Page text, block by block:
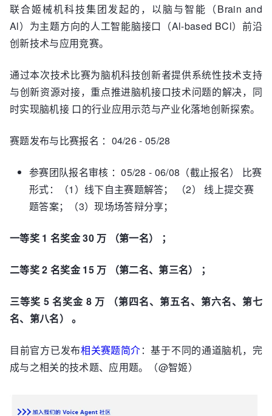
联合姬械机科技集团发起的，以脑与智能（Brain and
Al）为主题方向的人工智能脑接口（Al-based BCl）前沿
创新技术与应用竞赛。
通过本次技术比赛为脑机科技创新者提供系统性技术支持
与创新资源对接，重点推进脑机接口技术问题的解决，同
时实现脑机接 口的行业应用示范与产业化落地创新探索。
赛题发布与比赛报名 ：04/26 - 05/28
参赛团队报名审核 ：05/28 - 06/08（截止报名） 比赛
形式：（1）线下自主赛题解答； （2） 线上提交赛
题答案；（3）现场场答辩分享；
一等奖 1 名奖金 30 万 （第一名） ；
二等奖 2 名奖金 15 万 （第二名、第三名） ；
三等奖 5 名奖金 8 万 （第四名、第五名、第六名、第七
名、第八名） 。
目前官方已发布相关赛题简介：基于不同的通道脑机，完
成与之相关的技术题、应用题。（@智姬）